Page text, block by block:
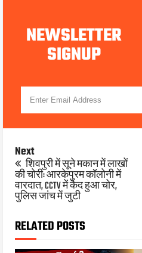
NEWSLETTER
SIGNUP
Next
शिवपुरी में सूने मकान में लाखों
की चोरी: आरकेपुरम कॉलोनी में
वारदात, CCTV में कैद हुआ चोर,
पुलिस जांच में जुटी
RELATED POSTS